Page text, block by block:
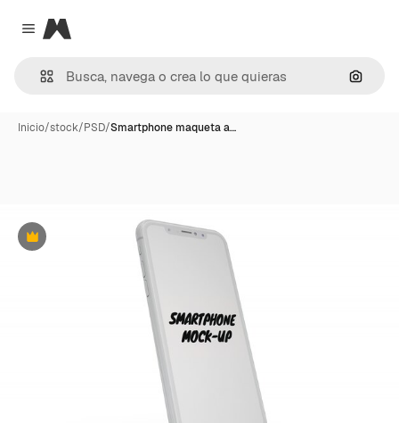
Close menu
Magnific
Inicio/stock/PSD/Smartphone maqueta a…
Premium